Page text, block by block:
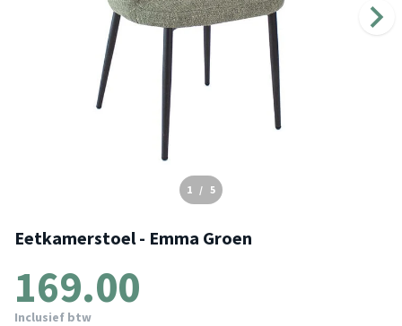
1 / 5
Eetkamerstoel - Emma Groen
169.00
Inclusief btw